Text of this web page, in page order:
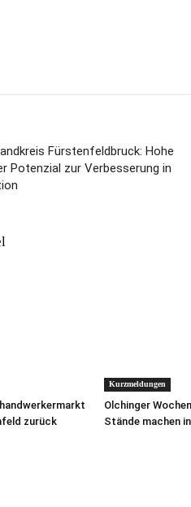
Fürstenfeldbruck: Hohe
Potenzial zur Verbesserung in
zurück
Kurzmeldungen
Olchinger
Stände machen